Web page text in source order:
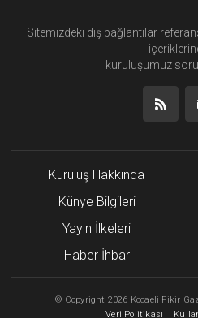
Sitemizdeki dış bağlantılar
kuruluşumuz
Kuruluş Hakkında
Künye Bilgileri
Yayın İlkeleri
Haber İhbar
© Copyright 2026 Kocaeli Fikir
Veri Politikası